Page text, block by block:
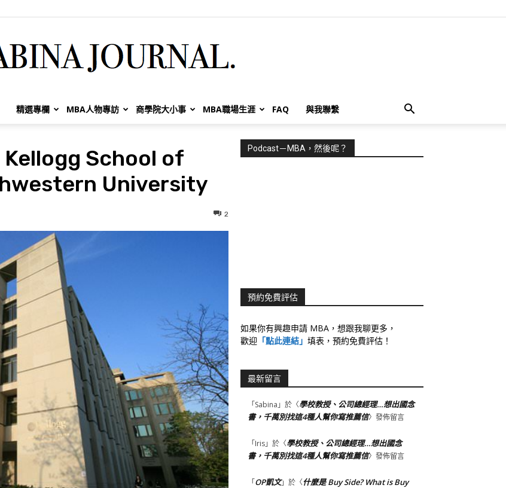
Sabina
Huang
精選專欄 MBA人物專訪 商學院大小事 MBA職場生涯 FAQ 與我聯繫
Kellogg School of
University
2
Podcast－MBA，然後呢？
預約免費評估
如果你有興趣申請 MBA，想跟我聊更多，
歡迎 「點此連結」 填表，預約免費評估！
最新留言
「Sabina 」於〈學校教授、公司總經理…想出國念
書，千萬別找這4種人幫你寫推薦信〉發佈留言
「Iris」於〈學校教授、公司總經理…想出國念
書，千萬別找這4種人幫你寫推薦信〉發佈留言
「OP凱文」於〈什麼是 Buy Side? What is Buy